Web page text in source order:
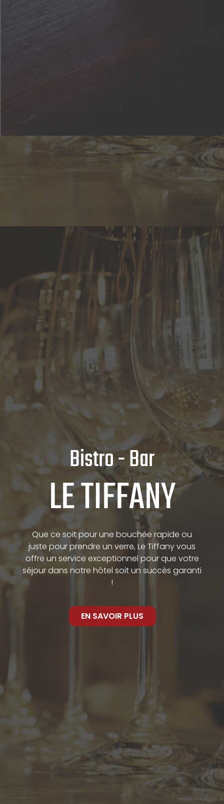
Bistro - Bar
LE TIFFANY
Que ce soit pour une bouchée rapide ou
juste pour prendre un verre, Le Tiffany vous
offre un service exceptionnel pour que votre
séjour dans notre hôtel soit un succès garanti
!
EN SAVOIR PLUS